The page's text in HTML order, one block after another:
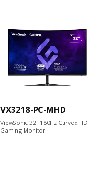
VX3218-PC-MHD
ViewSonic 32" 180Hz Curved HD
Gaming Monitor